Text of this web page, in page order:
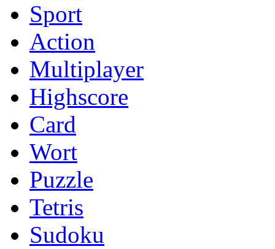
Sport
Action
Multiplayer
Highscore
Card
Wort
Puzzle
Tetris
Sudoku